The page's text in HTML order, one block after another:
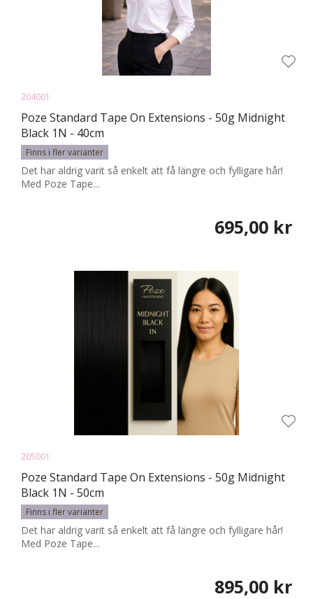
204001
Poze Standard Tape On Extensions - 50g Midnight
Black 1N - 40cm
Finns i fler varianter
Det har aldrig varit så enkelt att få längre och fylligare hår!
Med Poze Tape...
695,00 kr
205001
Poze Standard Tape On Extensions - 50g Midnight
Black 1N - 50cm
Finns i fler varianter
Det har aldrig varit så enkelt att få längre och fylligare hår!
Med Poze Tape...
895,00 kr